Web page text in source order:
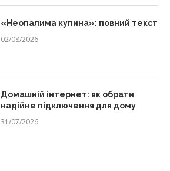
«Неопалима купина»: повний текст
02/08/2026
Домашній інтернет: як обрати
надійне підключення для дому
31/07/2026